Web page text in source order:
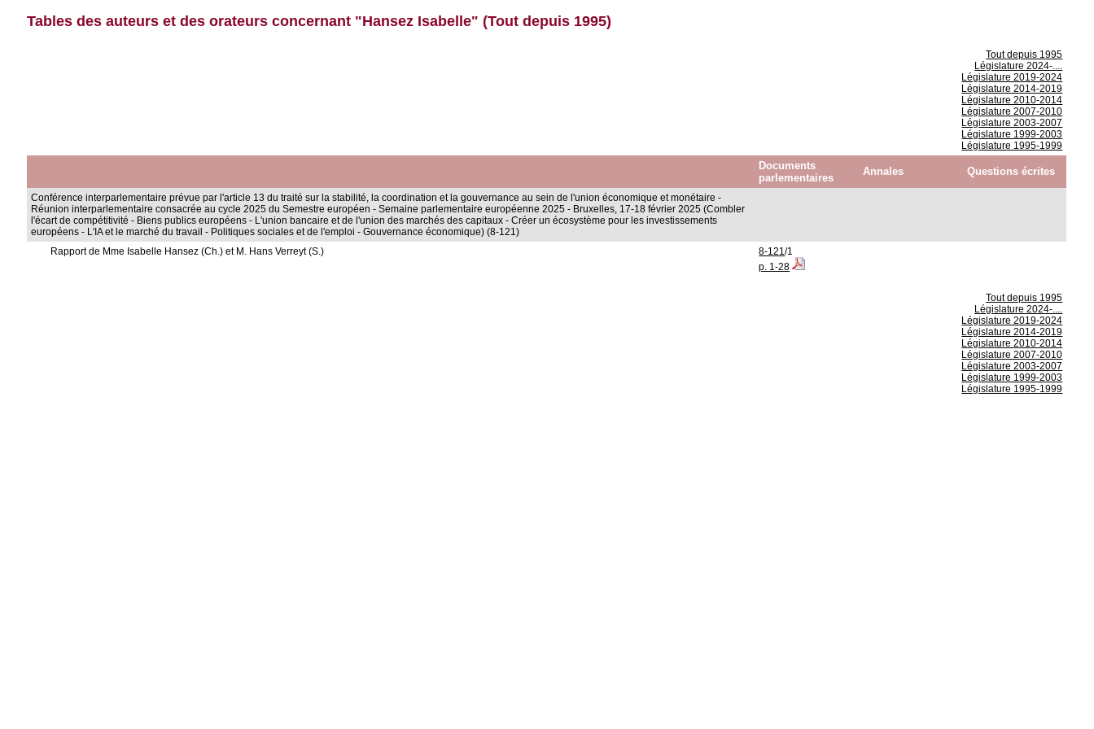
Tables des auteurs et des orateurs concernant "Hansez Isabelle" (Tout depuis 1995)
Tout depuis 1995
Législature 2024-....
Législature 2019-2024
Législature 2014-2019
Législature 2010-2014
Législature 2007-2010
Législature 2003-2007
Législature 1999-2003
Législature 1995-1999
Documents
parlementaires
Annales Questions écrites
Conférence interparlementaire prévue par l'article 13 du traité sur la stabilité, la coordination et la gouvernance au sein de l'union économique et monétaire -
Réunion interparlementaire consacrée au cycle 2025 du Semestre européen - Semaine parlementaire européenne 2025 - Bruxelles, 17-18 février 2025 (Combler
l'écart de compétitivité - Biens publics européens - L'union bancaire et de l'union des marchés des capitaux - Créer un écosystème pour les investissements
européens - L'IA et le marché du travail - Politiques sociales et de l'emploi - Gouvernance économique) (8-121)
Rapport de Mme Isabelle Hansez (Ch.) et M. Hans Verreyt (S.)
8-121/1
p. 1-28
Tout depuis 1995
Législature 2024-....
Législature 2019-2024
Législature 2014-2019
Législature 2010-2014
Législature 2007-2010
Législature 2003-2007
Législature 1999-2003
Législature 1995-1999